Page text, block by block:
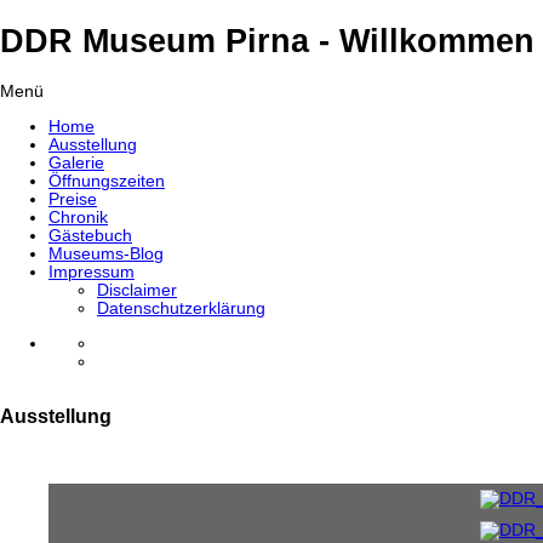
DDR Museum Pirna - Willkommen
Menü
Home
Ausstellung
Galerie
Öffnungszeiten
Preise
Chronik
Gästebuch
Museums-Blog
Impressum
Disclaimer
Datenschutzerklärung
Ausstellung